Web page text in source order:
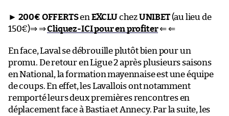
► 200€ OFFERTSen EXCLUchezUNIBET(au lieu de
150€)⇒ ⇒Cliquez-ICI pour en profiter⇐ ⇐
En face, Laval se débrouille plutôt bien pour un
promu. De retour en Ligue 2 après plusieurs saisons
en National, la formation mayennaise est une équipe
de coups. En effet, les Lavallois ont notamment
remporté leurs deux premières rencontres en
déplacement face à Bastia et Annecy. Par la suite, les